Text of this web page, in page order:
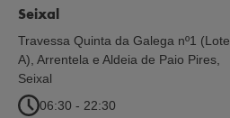
Seixal
Travessa Quinta da Galega nº1 (Lote
A), Arrentela e Aldeia de Paio Pires
Seixal
06:30 - 22:30